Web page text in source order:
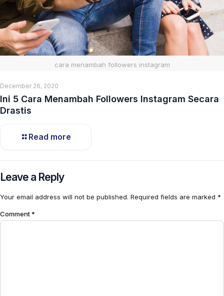
cara menambah followers instagram
December 26, 2020
Ini 5 Cara Menambah Followers Instagram Secara
Drastis
Read more
Leave a Reply
Your email address will not be published. Required fields are marked *
Comment*